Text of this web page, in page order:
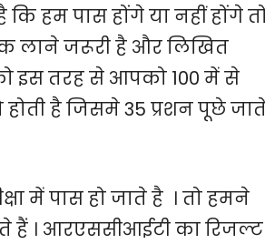
कि हम पास होंगे या नहीं होंगे
लाने जरूरी है और लिखित
इस तरह से आपको 100 में से
है जिसमे 35 प्रशन पूछे
में पास हो जाते है । तो हमने
। आरएससीआईटी का रिजल्ट